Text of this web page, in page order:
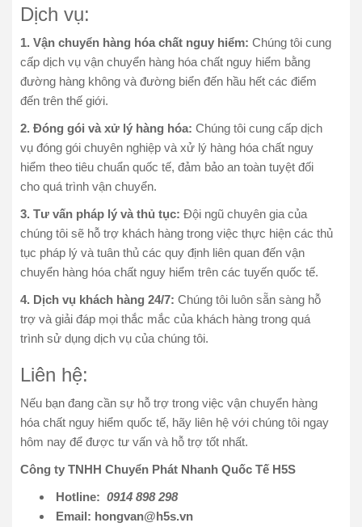
Dịch vụ:
1. Vận chuyển hàng hóa chất nguy hiểm: Chúng tôi cung
cấp dịch vụ vận chuyển hàng hóa chất nguy hiểm bằng
đường hàng không và đường biển đến hầu hết các điểm
đến trên thế giới.
2. Đóng gói và xử lý hàng hóa: Chúng tôi cung cấp dịch
vụ đóng gói chuyên nghiệp và xử lý hàng hóa chất nguy
hiểm theo tiêu chuẩn quốc tế, đảm bảo an toàn tuyệt đối
cho quá trình vận chuyển.
3. Tư vấn pháp lý và thủ tục: Đội ngũ chuyên gia của
chúng tôi sẽ hỗ trợ khách hàng trong việc thực hiện các thủ
tục pháp lý và tuân thủ các quy định liên quan đến vận
chuyển hàng hóa chất nguy hiểm trên các tuyến quốc tế.
4. Dịch vụ khách hàng 24/7: Chúng tôi luôn sẵn sàng hỗ
trợ và giải đáp mọi thắc mắc của khách hàng trong quá
trình sử dụng dịch vụ của chúng tôi.
Liên hệ:
Nếu bạn đang cần sự hỗ trợ trong việc vận chuyển hàng
hóa chất nguy hiểm quốc tế, hãy liên hệ với chúng tôi ngay
hôm nay để được tư vấn và hỗ trợ tốt nhất.
Công ty TNHH Chuyển Phát Nhanh Quốc Tế H5S
Hotline: 0914 898 298
Email: hongvan@h5s.vn